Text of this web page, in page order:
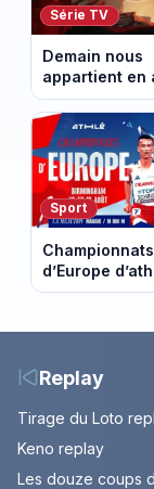
Série TV
Demain nous
appartient en
Alex face à
décisif.
août 2026.
Sport
Championnats
d’Europe
2026 : le
sur France
Replay
Tirage du Loto
Keno replay
Les douze coups